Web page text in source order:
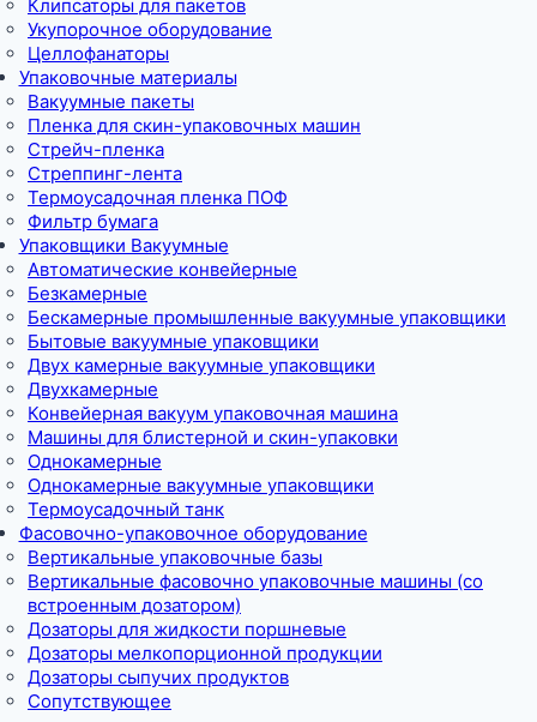
Клипсаторы для пакетов
Укупорочное оборудование
Целлофанаторы
Упаковочные материалы
Вакуумные пакеты
Пленка для скин-упаковочных машин
Стрейч-пленка
Стреппинг-лента
Термоусадочная пленка ПОФ
Фильтр бумага
Упаковщики Вакуумные
Автоматические конвейерные
Безкамерные
Бескамерные промышленные вакуумные упаковщики
Бытовые вакуумные упаковщики
Двух камерные вакуумные упаковщики
Двухкамерные
Конвейерная вакуум упаковочная машина
Машины для блистерной и скин-упаковки
Однокамерные
Однокамерные вакуумные упаковщики
Термоусадочный танк
Фасовочно-упаковочное оборудование
Вертикальные упаковочные базы
Вертикальные фасовочно упаковочные машины (со
встроенным дозатором)
Дозаторы для жидкости поршневые
Дозаторы мелкопорционной продукции
Дозаторы сыпучих продуктов
Сопутствующее